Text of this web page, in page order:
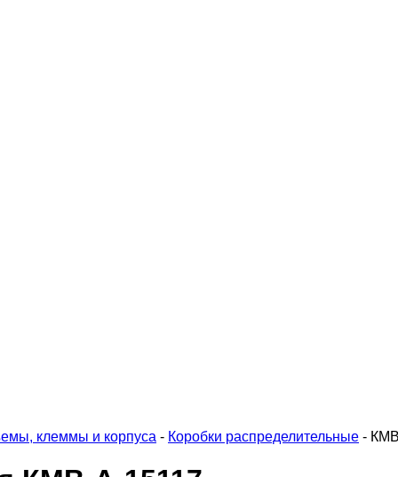
клеммы и корпуса - Коробки распределительные -